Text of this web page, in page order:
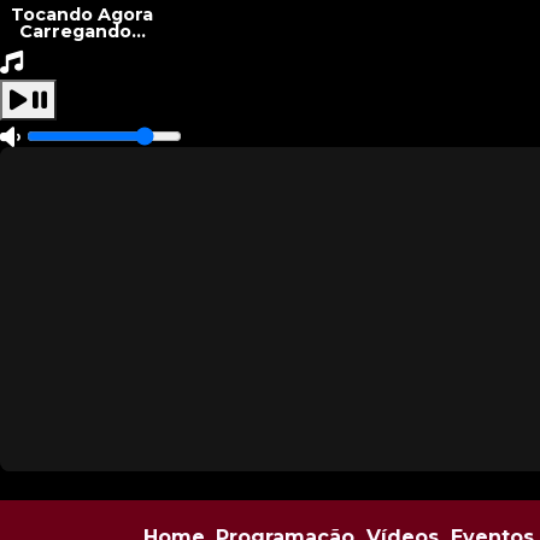
Tocando Agora
Carregando...